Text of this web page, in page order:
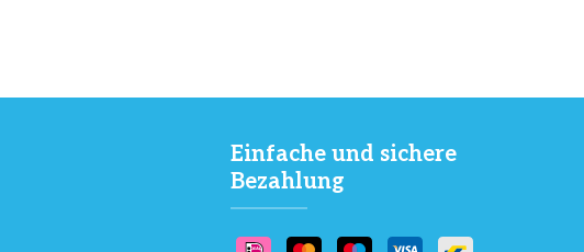
Einfache und sichere
Bezahlung